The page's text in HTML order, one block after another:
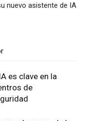
nuevo asistente de IA
es clave en la
de